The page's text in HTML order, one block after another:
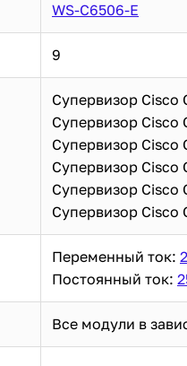
WS-C6506-E
9
Супервизор Cisco
Супервизор Cisco
Супервизор Cisco
Супервизор Cisco
Супервизор Cisco
Супервизор Cisco
Переменный ток:
Постоянный ток:
Все модули в